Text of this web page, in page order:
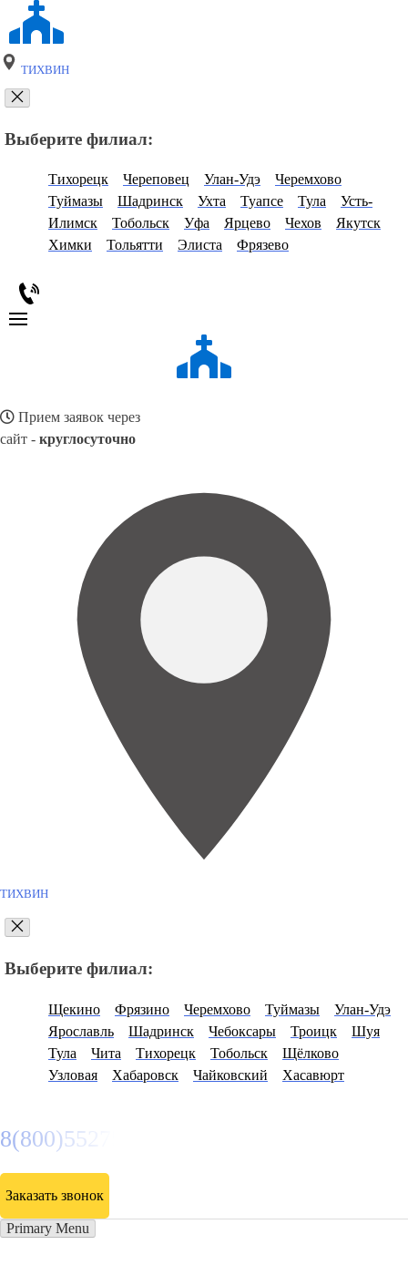
ТИХВИН
Выберите филиал:
Тихорецк Череповец Улан-Удэ
Черемхово
Туймазы
Шадринск Ухта Туапсе Тула
Усть-
Илимск
Тобольск Уфа Ярцево Чехов
Якутск
Химки
Тольятти Элиста Фрязево
Прием заявок через
сайт - круглосуточно
ТИХВИН
Выберите филиал:
Щекино Фрязино Черемхово Туймазы
Улан-Удэ
Ярославль
Шадринск Чебоксары Троицк
Шуя
Тула
Чита Тихорецк Тобольск
Щёлково
Узловая
Хабаровск Чайковский Хасавюрт
8(800)5527584
Заказать звонок
Primary Menu